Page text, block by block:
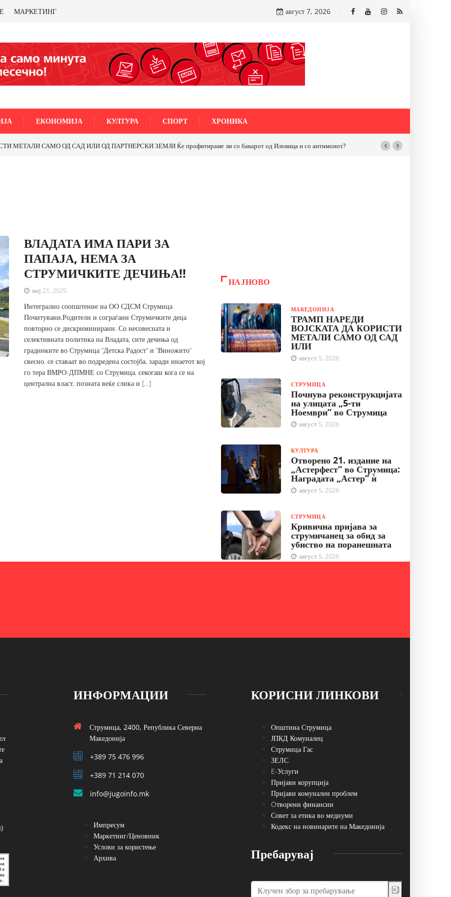
МАРКЕТИНГ август 7, 2026
ЕКОНОМИЈА КУЛТУРА СПОРТ ХРОНИКА
САМО ОД САД ИЛИ ОД ПАРТНЕРСКИ ЗЕМЈИ Ќе профитираме ли со бакарот од Иловица и со антимонот?
ВЛАДАТА ИМА ПАРИ ЗА
ПАПАЈА, НЕМА ЗА
СТРУМИЧКИТЕ ДЕЧИЊА!!
мај 21, 2025
Интегрално соопштение на ОО СДСМ Струмица
Почитувани,Родители и сограѓани Струмичките деца
повторно се дискриминирани. Со несовесната и
селективната политика на Владата, сите дечиња од
градинките во Струмица “Детска Радост“ и “Виножито“
свесно, се ставаат во подредена состојба, заради инаетот кој
го тера ВМРО-ДПМНЕ со Струмица, секогаш кога се на
централна власт, позната веќе слика и […]
НАЈНОВО
МАКЕДОНИЈА
ТРАМП НАРЕДИ
ВОЈСКАТА ДА КОРИСТИ
МЕТАЛИ САМО ОД САД
ИЛИ
август 5, 2026
СТРУМИЦА
Почнува реконструкцијата
на улицата „5-ти
Ноември“ во Струмица
август 5, 2026
КУЛТУРА
Отворено 21. издание на
„Астерфест“ во Струмица:
Наградата „Астер“ ѝ
август 5, 2026
СТРУМИЦА
Кривична пријава за
струмичанец за обид за
убиство на поранешната
август 5, 2026
ИНФОРМАЦИИ
Струмица, 2400, Република Северна
Македонија
+389 75 476 996
+389 71 214 070
info@jugoinfo.mk
Импресум
Маркетинг/Ценовник
Услови за користење
Архива
КОРИСНИ ЛИНКОВИ
Општина Струмица
ЈПКД Комуналец
Струмица Гас
ЗЕЛС
E-Услуги
Пријави корупција
Пријави комунален проблем
Oтворени финансии
Совет за етика во медиуми
Кодекс на новинарите на Македонија
Пребарувај